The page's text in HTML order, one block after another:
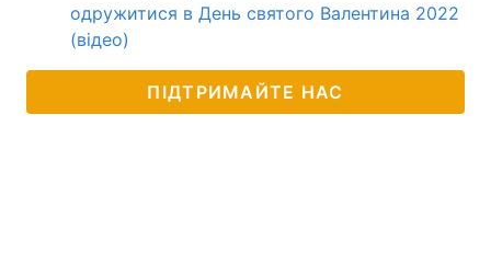
одружитися в День святого Валентина 2022
(відео)
ПІДТРИМАЙТЕ НАС